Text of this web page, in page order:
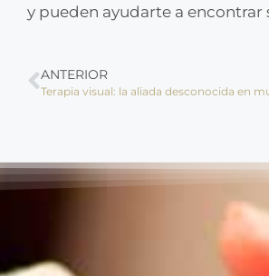
y pueden ayudarte a encontrar
ANTERIOR
Terapia visual: la aliada desconocida en